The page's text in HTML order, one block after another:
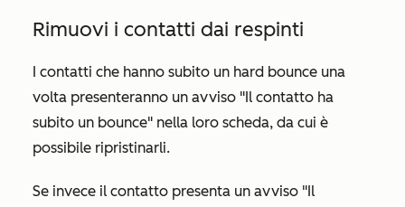
Rimuovi i contatti dai respinti
I contatti che hanno subito un hard bounce una
volta presenteranno un avviso "Il contatto ha
subito un bounce" nella loro scheda, da cui è
possibile ripristinarli.
Se invece il contatto presenta un avviso "Il